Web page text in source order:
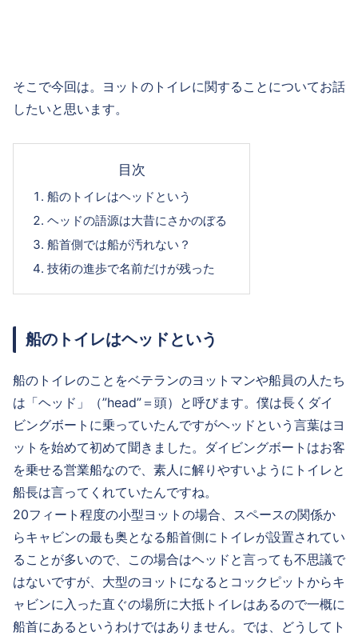
そこで今回は。ヨットのトイレに関することについてお話
したいと思います。
目次
船のトイレはヘッドという
ヘッドの語源は大昔にさかのぼる
船首側では船が汚れない？
技術の進歩で名前だけが残った
船のトイレはヘッドという
船のトイレのことをベテランのヨットマンや船員の人たち
は「ヘッド」（”head”＝頭）と呼びます。僕は長くダイ
ビングボートに乗っていたんですがヘッドという言葉はヨ
ットを始めて初めて聞きました。ダイビングボートはお客
を乗せる営業船なので、素人に解りやすいようにトイレと
船長は言ってくれていたんですね。
20フィート程度の小型ヨットの場合、スペースの関係か
らキャビンの最も奥となる船首側にトイレが設置されてい
ることが多いので、この場合はヘッドと言っても不思議で
はないですが、大型のヨットになるとコックピットからキ
ャビンに入った直ぐの場所に大抵トイレはあるので一概に
船首にあるというわけではありません。では、どうしてト